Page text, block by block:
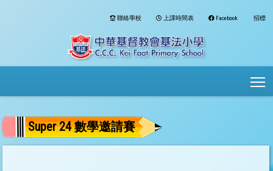
聯絡學校 上課時間表 Facebook 招標
Super 24 數學邀請賽